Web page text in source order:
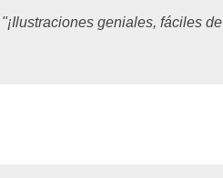
geniales, fáciles de